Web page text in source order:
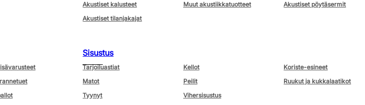
Akustiset kalusteet
Muut akustiikkatuotteet
Akustiset pöytäsermit
Akustiset tilanjakajat
Sisustus
Tarjoiluastiat Kellot
Koriste-esineet
Matot
Peilit
Ruukut ja kukkalaatikot
Tyynyt
Vihersisustus